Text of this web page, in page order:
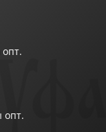
опт.
опт.